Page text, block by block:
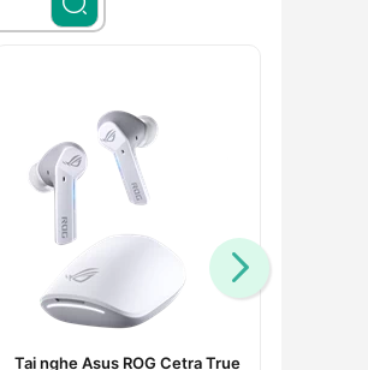
Tai nghe Asus ROG Cetra True